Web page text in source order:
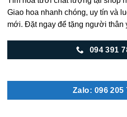
Giao hoa nhanh chóng, uy tín và
mới. Đặt ngay để tặng người thân
094 391
Zalo: 096 205